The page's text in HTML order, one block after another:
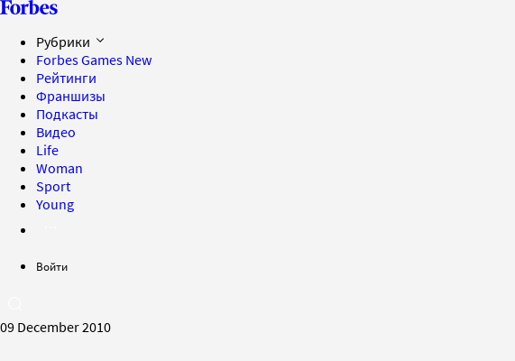
Рубрики
Forbes Games New
Рейтинги
Франшизы
Подкасты
Видео
Life
Woman
Sport
Young
Войти
09 December 2010